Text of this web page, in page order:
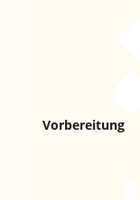
Vorbereitung